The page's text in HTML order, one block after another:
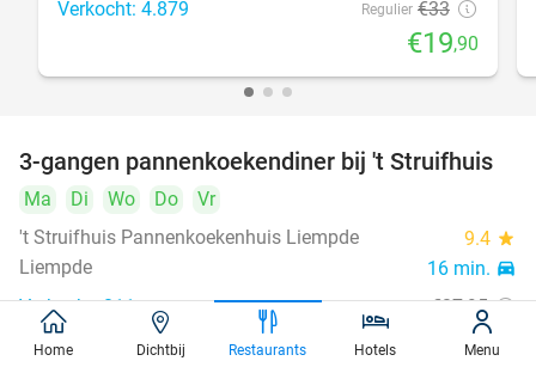
Verkocht: 4.879 Regulier €33
€19,90
43%
3-gangen pannenkoekendiner bij 't Struifhuis
Ma Di Wo Do
Vr
't Struifhuis Pannenkoekenhuis Liempde
9.4 star
Liempde 16 min. directions_car
Verkocht: 811 €27,95
€15,95
Home Dichtbij Restaurants Hotels Menu